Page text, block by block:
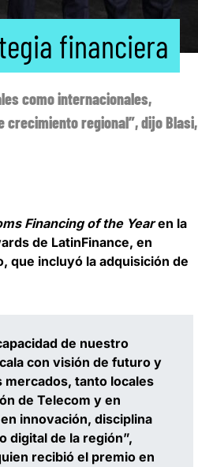
financiera
como internacionales,
regional”, dijo Blasi,
Financing of the Yearen la
de LatinFinance, en
que incluyó la adquisición de
de nuestro
con visión de futuro y
mercados, tanto locales
de Telecom y en
innovación, disciplina
digital de la región”,
recibió el premio en